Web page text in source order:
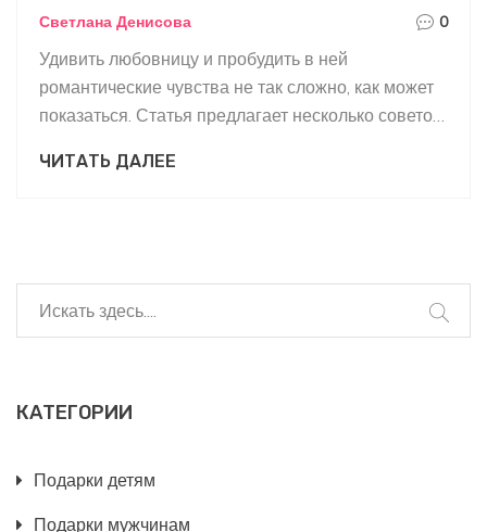
Светлана Денисова 0
Удивить любовницу и пробудить в ней
романтические чувства не так сложно, как может
показаться. Статья предлагает несколько советов
вашей избраннице, что она действительно
идеи подарков сделают любой вечер с вашей
любовницей незабываемым.
ЧИТАТЬ ДАЛЕЕ
КАТЕГОРИИ
Подарки детям
Подарки мужчинам